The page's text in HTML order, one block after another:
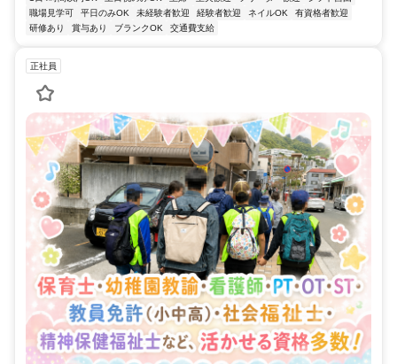
職場見学可
平日のみOK 未経験者歓迎 経験者歓迎 ネイルOK
有資格者歓迎
研修あり
賞与あり ブランクOK 交通費支給
正社員